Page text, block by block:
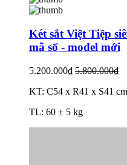
Két sắt Việt Tiệp
mã số - model mới
5.200.000₫ 5.800.000₫
KT: C54 x R41 x S41 cm
TL: 60 ± 5 kg